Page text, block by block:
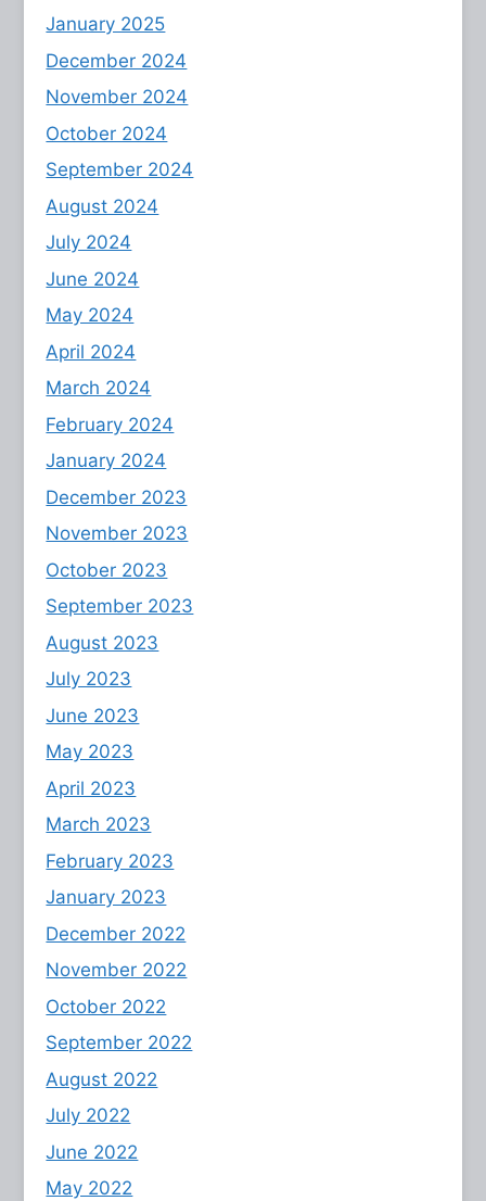
January 2025
December 2024
November 2024
October 2024
September 2024
August 2024
July 2024
June 2024
May 2024
April 2024
March 2024
February 2024
January 2024
December 2023
November 2023
October 2023
September 2023
August 2023
July 2023
June 2023
May 2023
April 2023
March 2023
February 2023
January 2023
December 2022
November 2022
October 2022
September 2022
August 2022
July 2022
June 2022
May 2022